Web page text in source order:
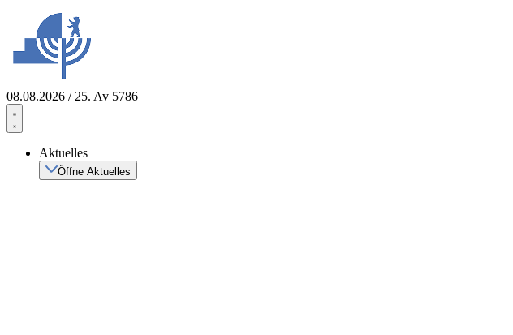
springen
08.08.2026 / 25. Av 5786
Aktuelles
Öffne Aktuelles